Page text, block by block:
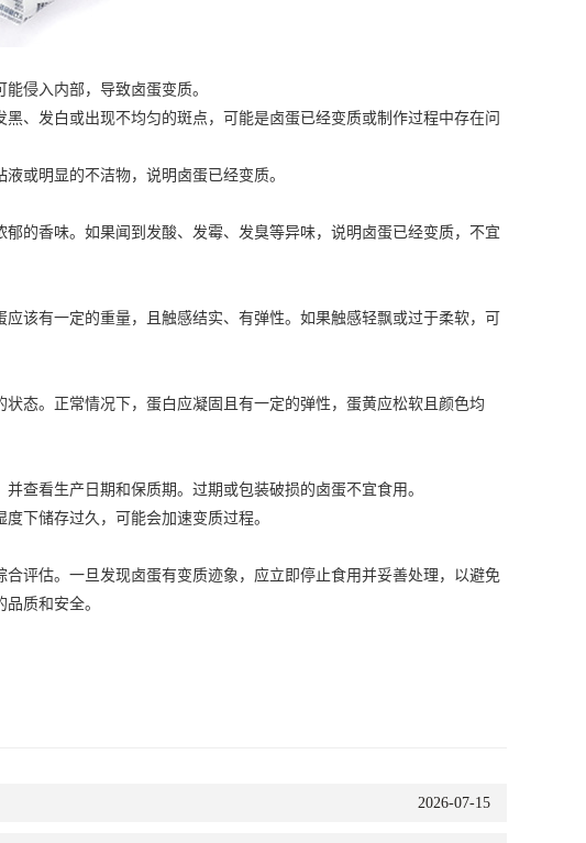
侵入内部，导致卤蛋变质。
发白或出现不均匀的斑点，可能是卤蛋已经变质或制作过程中存在问
或明显的不洁物，说明卤蛋已经变质。
香味。如果闻到发酸、发霉、发臭等异味，说明卤蛋已经变质，不宜
有一定的重量，且触感结实、有弹性。如果触感轻飘或过于柔软，可
。正常情况下，蛋白应凝固且有一定的弹性，蛋黄应松软且颜色均
看生产日期和保质期。过期或包装破损的卤蛋不宜食用。
下储存过久，可能会加速变质过程。
估。一旦发现卤蛋有变质迹象，应立即停止食用并妥善处理，以避免
质和安全。
2026-07-15